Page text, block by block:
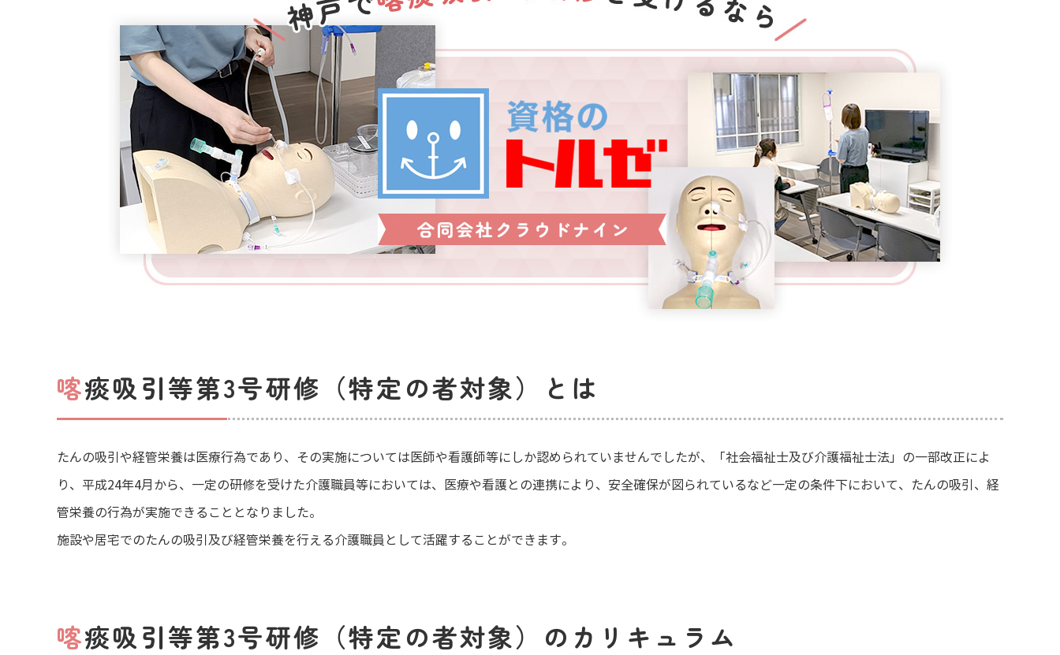
喀痰吸引等第3号研修（特定の者対象）とは
たんの吸引や経管栄養は医療行為であり、その実施については医師や看護師等にしか認められていませんでしたが、「社会福祉士及び介護福祉士法」の一部改正によ
り、平成24年4月から、一定の研修を受けた介護職員等においては、医療や看護との連携により、安全確保が図られているなど一定の条件下において、たんの吸引、経
管栄養の行為が実施できることとなりました。
施設や居宅でのたんの吸引及び経管栄養を行える介護職員として活躍することができます。
喀痰吸引等第3号研修（特定の者対象）のカリキュラム